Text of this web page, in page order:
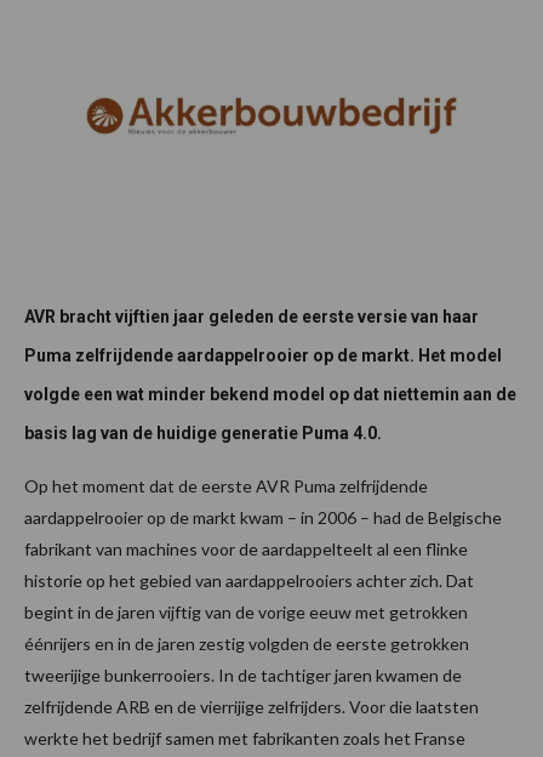
AVR bracht vijftien jaar geleden de eerste versie van haar
Puma zelfrijdende aardappelrooier op de markt. Het model
volgde een wat minder bekend model op dat niettemin aan de
basis lag van de huidige generatie Puma 4.0.
Op het moment dat de eerste AVR Puma zelfrijdende
aardappelrooier op de markt kwam – in 2006 – had de Belgische
fabrikant van machines voor de aardappelteelt al een flinke
historie op het gebied van aardappelrooiers achter zich. Dat
begint in de jaren vijftig van de vorige eeuw met getrokken
éénrijers en in de jaren zestig volgden de eerste getrokken
tweerijige bunkerrooiers. In de tachtiger jaren kwamen de
zelfrijdende ARB en de vierrijige zelfrijders. Voor die laatsten
werkte het bedrijf samen met fabrikanten zoals het Franse